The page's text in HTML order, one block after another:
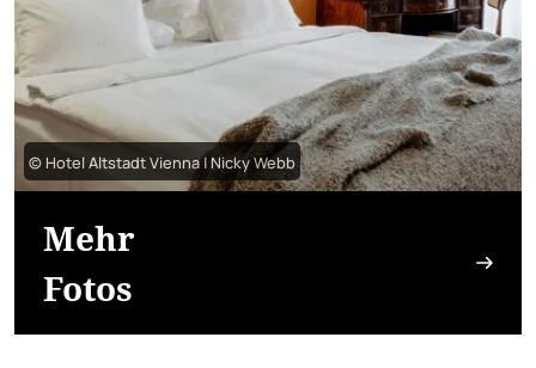
© Hotel Altstadt Vienna | Nicky Webb
Mehr
Fotos